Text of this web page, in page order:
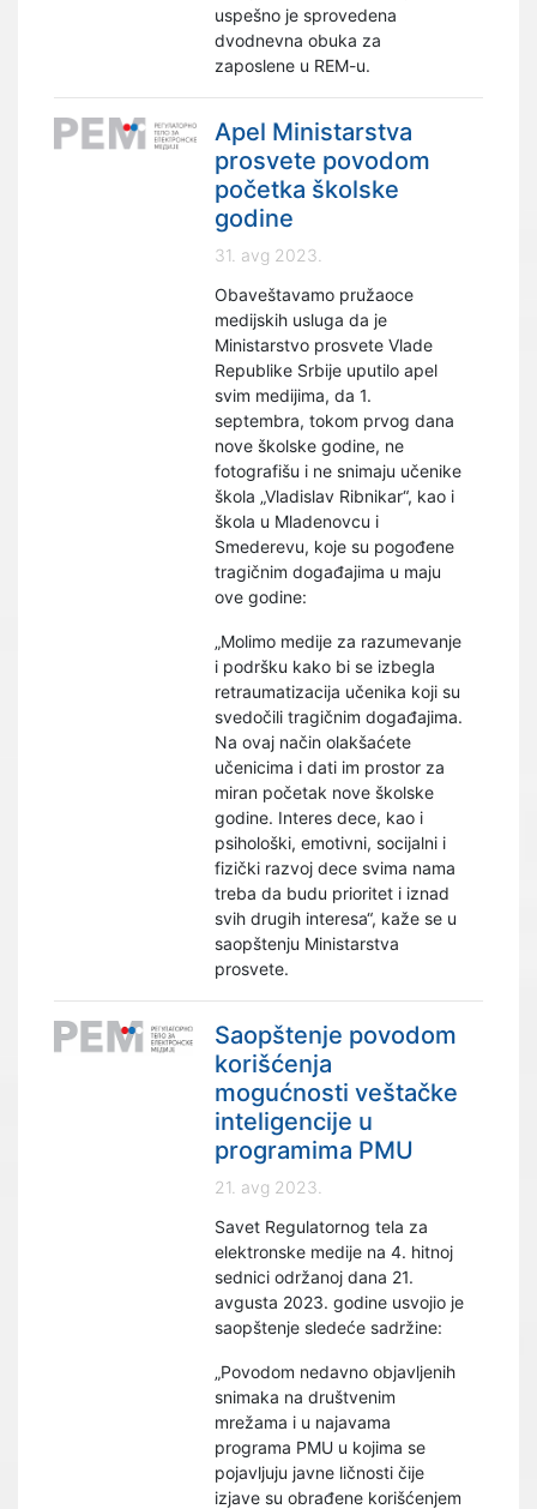
uspešno je sprovedena
dvodnevna obuka za
zaposlene u REM-u.
Apel Ministarstva
prosvete povodom
početka školske
godine
31. avg 2023.
Obaveštavamo pružaoce
medijskih usluga da je
Ministarstvo prosvete Vlade
Republike Srbije uputilo apel
svim medijima, da 1.
septembra, tokom prvog dana
nove školske godine, ne
fotografišu i ne snimaju učenike
škola „Vladislav Ribnikar“, kao i
škola u Mladenovcu i
Smederevu, koje su pogođene
tragičnim događajima u maju
ove godine:
„Molimo medije za razumevanje
i podršku kako bi se izbegla
retraumatizacija učenika koji su
svedočili tragičnim događajima.
Na ovaj način olakšaćete
učenicima i dati im prostor za
miran početak nove školske
godine. Interes dece, kao i
psihološki, emotivni, socijalni i
fizički razvoj dece svima nama
treba da budu prioritet i iznad
svih drugih interesa“, kaže se u
saopštenju Ministarstva
prosvete.
Saopštenje povodom
korišćenja
mogućnosti veštačke
inteligencije u
programima PMU
21. avg 2023.
Savet Regulatornog tela za
elektronske medije na 4. hitnoj
sednici održanoj dana 21.
avgusta 2023. godine usvojio je
saopštenje sledeće sadržine:
„Povodom nedavno objavljenih
snimaka na društvenim
mrežama i u najavama
programa PMU u kojima se
pojavljuju javne ličnosti čije
izjave su obrađene korišćenjem